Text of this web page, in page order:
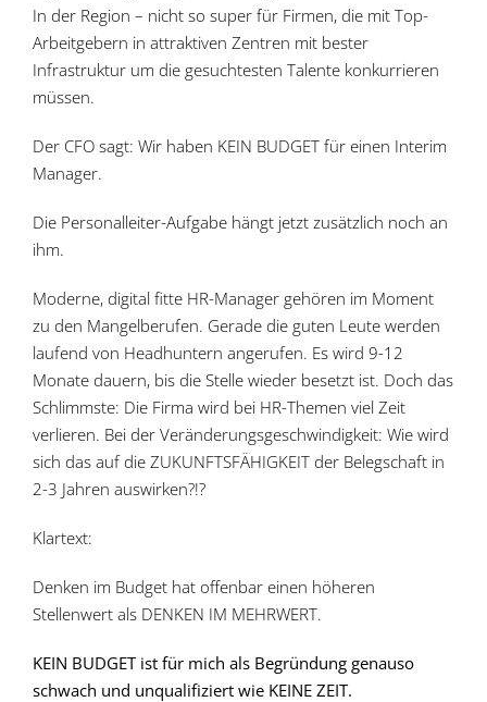
In der Region – nicht so super für Firmen, die mit Top-
Arbeitgebern in attraktiven Zentren mit bester
Infrastruktur um die gesuchtesten Talente konkurrieren
müssen.
Der CFO sagt: Wir haben KEIN BUDGET für einen Interim
Manager.
Die Personalleiter-Aufgabe hängt jetzt zusätzlich noch an
ihm.
Moderne, digital fitte HR-Manager gehören im Moment
zu den Mangelberufen. Gerade die guten Leute werden
laufend von Headhuntern angerufen. Es wird 9-12
Monate dauern, bis die Stelle wieder besetzt ist. Doch das
Schlimmste: Die Firma wird bei HR-Themen viel Zeit
verlieren. Bei der Veränderungsgeschwindigkeit: Wie wird
sich das auf die ZUKUNFTSFÄHIGKEIT der Belegschaft in
2-3 Jahren auswirken?!?
Klartext:
Denken im Budget hat offenbar einen höheren
Stellenwert als DENKEN IM MEHRWERT.
KEIN BUDGET ist für mich als Begründung genauso
schwach und unqualifiziert wie KEINE ZEIT.